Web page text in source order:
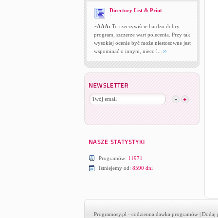
Directory List & Print
~AAA: To rzeczywiście bardzo dobry
program, szczerze wart polecenia. Przy tak
wysokiej ocenie być może niestosowne jest
wspominać o innym, nieco l...
Programów: 11971
Istniejemy od: 8590 dni
Programosy.pl - codzienna dawka programów | Dodaj